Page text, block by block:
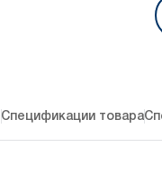
Спецификации товара